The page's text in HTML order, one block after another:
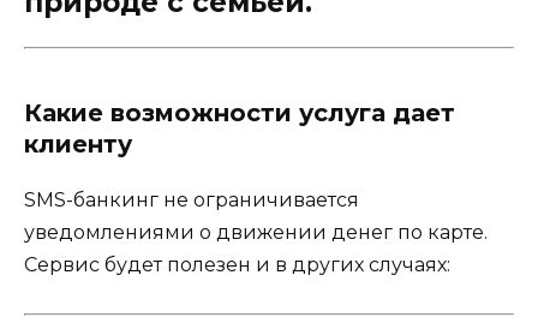
Какие возможности услуга дает
клиенту
SMS-банкинг не ограничивается
уведомлениями о движении денег по карте.
Сервис будет полезен и в других случаях: